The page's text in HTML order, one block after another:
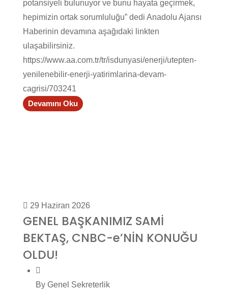
potansiyeli bulunuyor ve bunu hayata geçirmek,
hepimizin ortak sorumluluğu” dedi Anadolu Ajansı
Haberinin devamına aşağıdaki linkten
ulaşabilirsiniz.
https://www.aa.com.tr/tr/isdunyasi/enerji/utepten-
yenilenebilir-enerji-yatirimlarina-devam-
cagrisi/703241
Devamını Oku
29 Haziran 2026
GENEL BAŞKANIMIZ SAMİ
BEKTAŞ, CNBC-e’NİN KONUĞU
OLDU!
By Genel Sekreterlik